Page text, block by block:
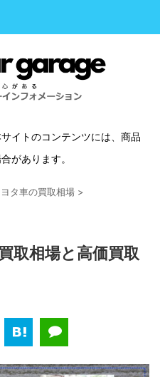
イトのコンテンツには、商品
があります。
ヨタ車の買取相場 >
取相場と高価買取